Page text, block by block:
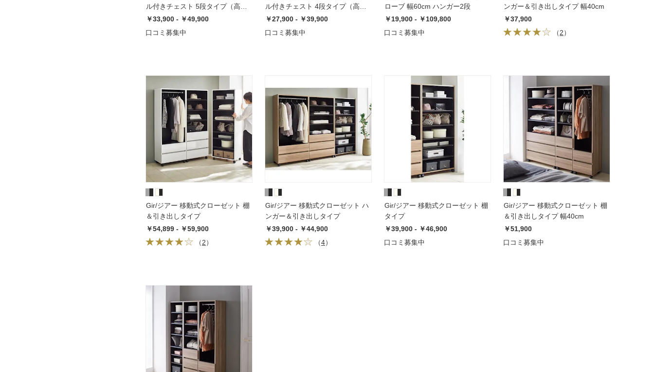
ル付きチェスト 5段タイプ（高さ
103cm）【幅45cm/幅60cm/幅
80cm】
￥33,900 - ￥49,900
口コミ募集中
ル付きチェスト 4段タイプ（高さ
85cm）【幅45cm/幅60cm/幅
80cm】
￥27,900 - ￥39,900
口コミ募集中
ローブ 幅60cm ハンガー2段
￥19,900 - ￥109,800
口コミ募集中
ンガー＆引き出しタイプ 幅40cm
￥37,900
（2）
Gir/ジアー 移動式クローゼット 棚
＆引き出しタイプ
￥54,899 - ￥59,900
（2）
Gir/ジアー 移動式クローゼット ハ
ンガー＆引き出しタイプ
￥39,900 - ￥44,900
（4）
Gir/ジアー 移動式クローゼット 棚
タイプ
￥39,900 - ￥46,900
口コミ募集中
Gir/ジアー 移動式クローゼット 棚
＆引き出しタイプ 幅40cm
￥51,900
口コミ募集中